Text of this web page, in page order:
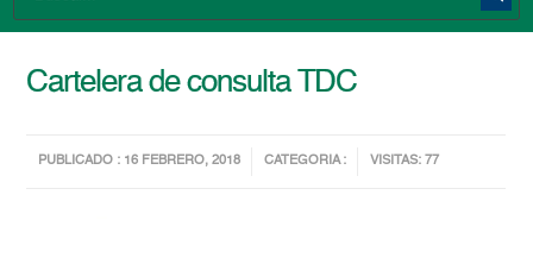
Cartelera de consulta TDC
PUBLICADO : 16 FEBRERO, 2018 CATEGORIA : VISITAS: 77